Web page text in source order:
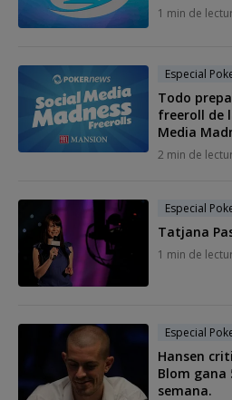
1 min de
Especial
Todo
freeroll de
Media
2 min de
Especial
Tatjana
1 min de
Especial
Hansen
Blom gana
semana.